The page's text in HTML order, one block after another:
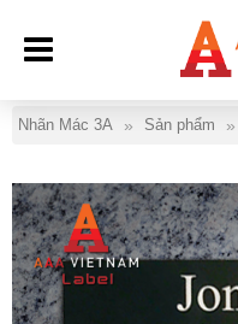
Nhãn Mác 3A Sản phẩm